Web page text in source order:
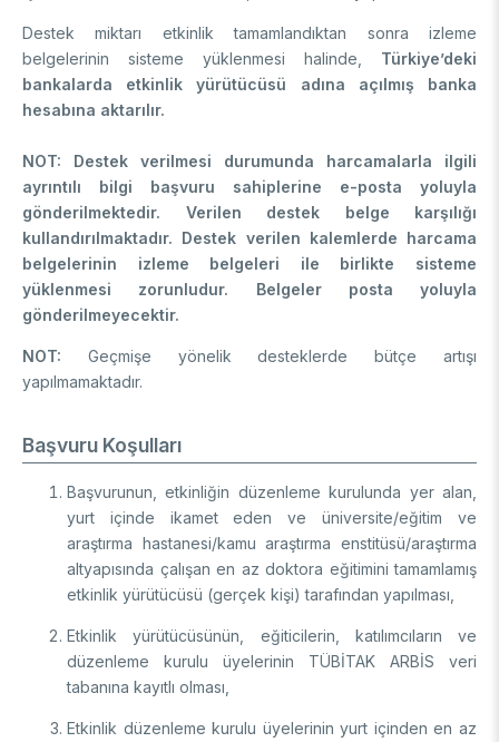
Destek miktarı etkinlik tamamlandıktan sonra izleme
belgelerinin sisteme yüklenmesi halinde, Türkiye’deki
bankalarda etkinlik yürütücüsü adına açılmış banka
hesabına aktarılır.
NOT: Destek verilmesi durumunda harcamalarla ilgili
ayrıntılı bilgi başvuru sahiplerine e-posta yoluyla
gönderilmektedir. Verilen destek belge karşılığı
kullandırılmaktadır. Destek verilen kalemlerde harcama
belgelerinin izleme belgeleri ile birlikte sisteme
yüklenmesi zorunludur. Belgeler posta yoluyla
gönderilmeyecektir.
NOT: Geçmişe yönelik desteklerde bütçe artışı
yapılmamaktadır.
Başvuru Koşulları
Başvurunun, etkinliğin düzenleme kurulunda yer alan,
yurt içinde ikamet eden ve üniversite/eğitim ve
araştırma hastanesi/kamu araştırma enstitüsü/araştırma
altyapısında çalışan en az doktora eğitimini tamamlamış
etkinlik yürütücüsü (gerçek kişi) tarafından yapılması,
Etkinlik yürütücüsünün, eğiticilerin, katılımcıların ve
düzenleme kurulu üyelerinin TÜBİTAK ARBİS veri
tabanına kayıtlı olması,
Etkinlik düzenleme kurulu üyelerinin yurt içinden en az